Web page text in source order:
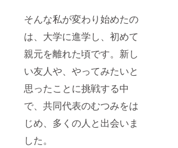
そんな私が変わり始めたの
は、大学に進学し、初めて
親元を離れた頃です。新し
い友人や、やってみたいと
思ったことに挑戦する中
で、共同代表のむつみをは
じめ、多くの人と出会いま
した。